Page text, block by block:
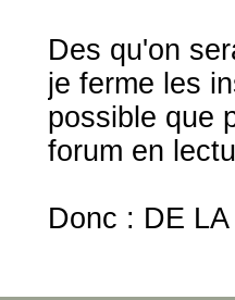
Des qu'on
je ferme les
possible que
forum en
Donc : DE